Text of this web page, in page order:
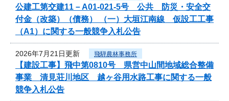
公建工第交建11－A01-021-5号 公共 防災・安全交
付金（改築）（債務） （一）大垣江南線 仮設工工事
（A1）に関する一般競争入札公告
2026年7月21日更新 飛騨農林事務所
【建設工事】飛中第0810号 県営中山間地域総合整備
事業 清見荘川地区 越ヶ谷用水路工事に関する一般
競争入札公告